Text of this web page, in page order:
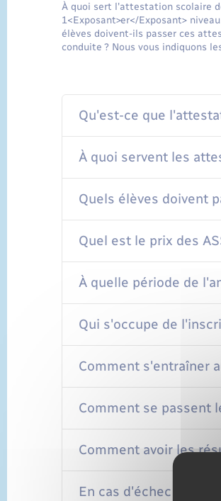
À quoi sert l'attestation scolaire
1<Exposant>er</Exposant>
élèves doivent-ils passer ces
conduite ? Nous vous indiquons
Qu'est-ce que
À quoi servent les
Quels élèves doivent
Quel est le prix des
À quelle période de
Qui s'occupe de
Comment s'entraîner
Comment se passent
Comment avoir les
En cas d'échec aux